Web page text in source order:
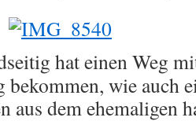
hat einen Weg
bekommen, wie auch
aus dem ehemaligen